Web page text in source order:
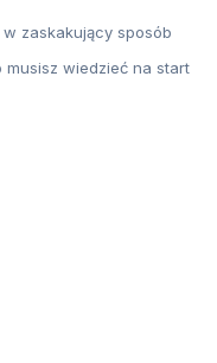
w zaskakujący sposób
musisz wiedzieć na start